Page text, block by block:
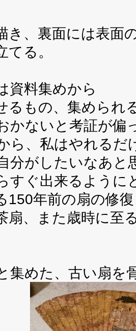
き、裏面には表面
る。
資料集めから
るもの、集めら
かないと考証が
ら、私はやれる
分がしたいなあ
すぐ出来るよう
150年前の扇の修
扇、また歳時に至
集めた、古い扇を